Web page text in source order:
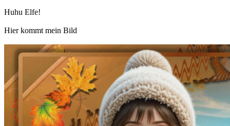
Huhu Elfe!
Hier kommt mein Bild